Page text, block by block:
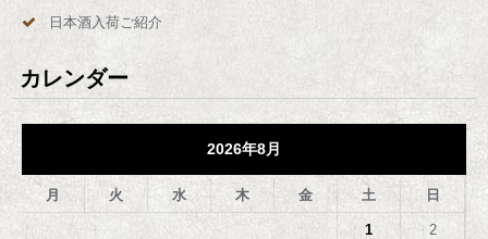
日本酒入荷ご紹介
カレンダー
2026年8月
月 火 水 木 金 土 日
1 2